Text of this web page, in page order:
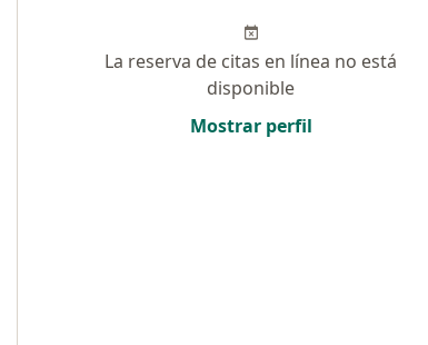
La reserva de citas en línea no está
disponible
Mostrar perfil